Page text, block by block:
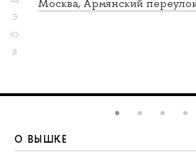
Э
Ю
Я
Москва, Армянский
О ВЫШКЕ